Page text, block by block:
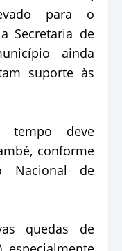
para o
Secretaria de
ainda
suporte às
deve
conforme
Nacional de
quedas de